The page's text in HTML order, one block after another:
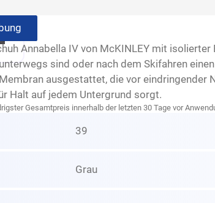
Annabella IV von McKINLEY mit
sind oder nach dem Skifahren
ausgestattet, die vor
Halt auf jedem Untergrund sorgt.
Gesamtpreis innerhalb der letzten 30 Tage vor
39
Grau